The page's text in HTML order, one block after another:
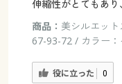
伸縮性がとてもあり
商品： 美シルエット
67-93-72 / カラー：
役に立った 0